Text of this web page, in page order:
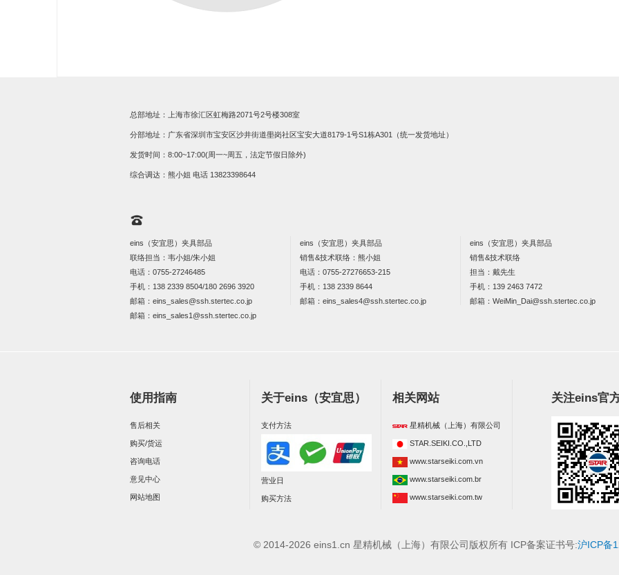
总部地址：上海市徐汇区虹梅路2071号2号楼308室
分部地址：广东省深圳市宝安区沙井街道壆岗社区宝安大道8179-1号S1栋A301（统一发货地址）
发货时间：8:00~17:00(周一~周五，法定节假日除外)
综合调达：熊小姐 电话 13823398644
eins（安宜思）夹具部品
联络担当：韦小姐/朱小姐
电话：0755-27246485
手机： 138 2339 8504/180 2696 3920
邮箱：eins_sales@ssh.stertec.co.jp
邮箱：eins_sales1@ssh.stertec.co.jp
eins（安宜思）夹具部品
销售&技术联络：熊小姐
电话：0755-27276653-215
手机： 138 2339 8644
邮箱：eins_sales4@ssh.stertec.co.jp
eins（安宜思）夹具部品
销售&技术联络
担当：戴先生
手机： 139 2463 7472
邮箱： WeiMin_Dai@ssh.stertec.co.jp
使用指南
售后相关
购买/货运
咨询电话
意见中心
网站地图
关于eins（安宜思）
支付方法
营业日
购买方法
相关网站
星精机械（上海）有限公司
STAR.SEIKI.CO.,LTD
www.starseiki.com.vn
www.starseiki.com.br
www.starseiki.com.tw
关注eins官
© 2014-2026 eins1.cn 星精机械（上海）有限公司版权所有 ICP备案证书号:沪ICP备